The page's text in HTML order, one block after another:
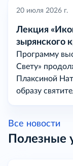
20 июля 2026 г.
Лекция
зырянского
Вычегодской
Программу
Свету»
Плаксиной
образу
Все новости
Полезные